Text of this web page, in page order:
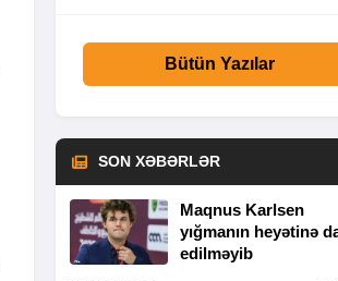
Bütün Yazılar
SON XƏBƏRLƏR
Maqnus Karlsen
yığmanın heyətinə
edilməyib